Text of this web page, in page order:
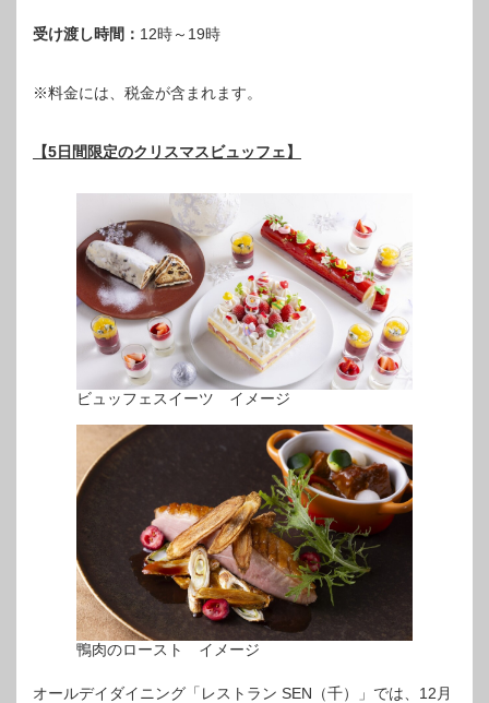
受け渡し時間： 12時～19時
※料金には、税金が含まれます。
【5日間限定のクリスマスビュッフェ】
ビュッフェスイーツ イメージ
鴨肉のロースト イメージ
オールデイダイニング「レストラン SEN（千）」では、12月